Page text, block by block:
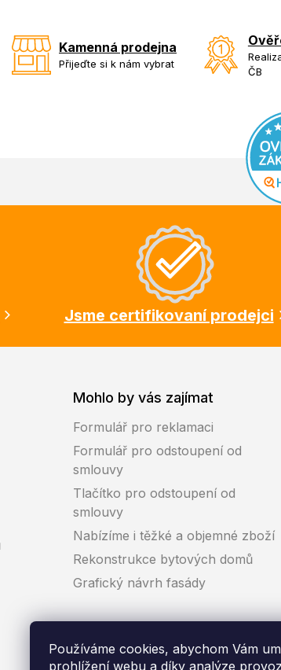
Používáme cookies, abychom Vám
prohlížení webu a díky analýze
Kamenná prodejna
Přijeďte si k nám vybrat
ČB
Jsme certifikovaní prodejci
Mohlo by vás zajímat
Formulář pro reklamaci
Formulář pro odstoupení od
smlouvy
Tlačítko pro odstoupení od
smlouvy
Nabízíme i těžké a objemné zboží
Rekonstrukce bytových domů
Grafický návrh fasády